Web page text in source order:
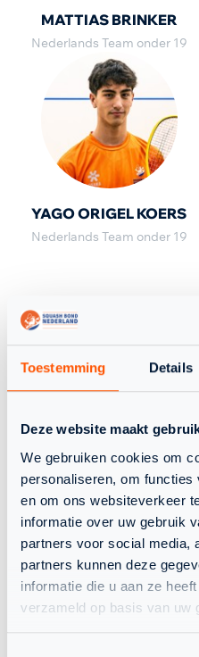
Toestemming Details
Deze website maakt
We gebruiken cookies om
personaliseren, om
en om ons websiteverkeer
informatie over uw gebruik
partners voor social media,
partners kunnen deze
informatie die u aan ze
verzameld op basis van uw
MATTIAS BRINKER
Nederlands Team onder 19
YAGO ORIGEL KOERS
Nederlands Team onder 19
RENSKE HUNTELAAR
Nederlands Team Dames en
U19